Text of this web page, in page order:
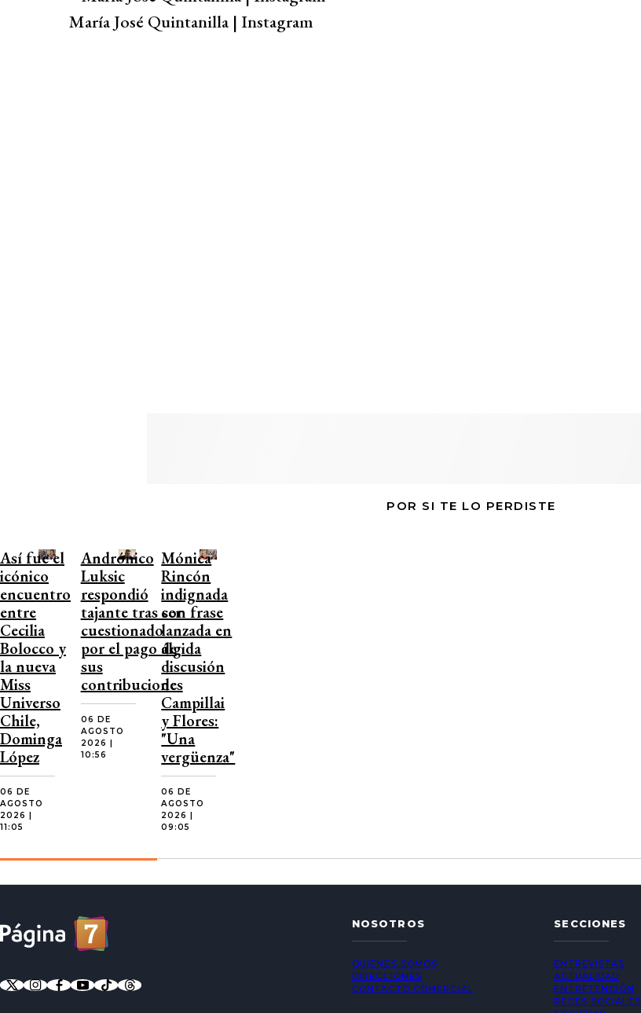
María José Quintanilla | Instagram
POR SI TE LO PERDISTE
Así fue el
icónico
encuentro
entre
Cecilia
Bolocco y
la nueva
Miss
Universo
Chile,
Dominga
López
06 DE
AGOSTO
2026 |
11:05
Andrónico
Luksic
respondió
tajante tras ser
cuestionado
por el pago de
sus
contribuciones
06 DE
AGOSTO
2026 |
10:56
Mónica
Rincón
indignada
con frase
lanzada en
álgida
discusión
de
Campillai
y Flores:
"Una
vergüenza"
06 DE
AGOSTO
2026 |
09:05
NOSOTROS
QUIÉNES SOMOS
DIRECCIONES
CONTACTO COMERCIAL
SECCIONES
ENTREVISTAS
ACTUALIDAD
ENTRETENCIÓN
REDES SOCIALES